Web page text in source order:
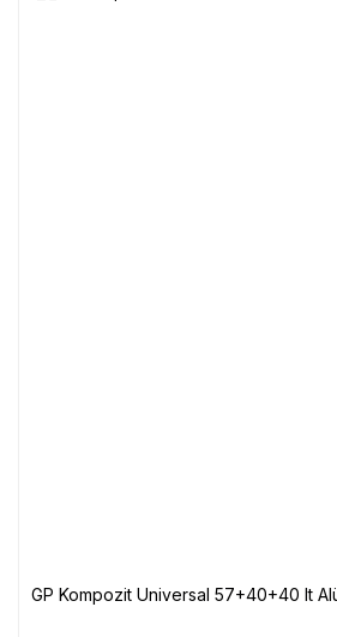
GP Kompozit Universal 57+40+40 lt